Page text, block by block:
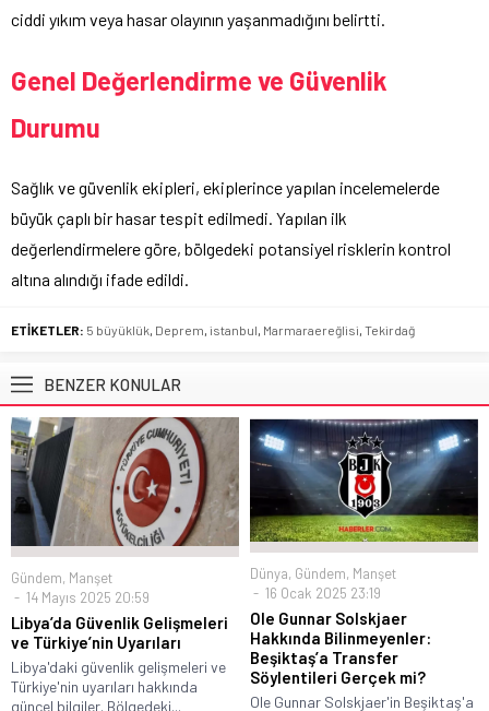
ciddi yıkım veya hasar olayının yaşanmadığını belirtti.
Genel Değerlendirme ve Güvenlik
Durumu
Sağlık ve güvenlik ekipleri, ekiplerince yapılan incelemelerde
büyük çaplı bir hasar tespit edilmedi. Yapılan ilk
değerlendirmelere göre, bölgedeki potansiyel risklerin kontrol
altına alındığı ifade edildi.
ETİKETLER: 5 büyüklük, Deprem, istanbul, Marmaraereğlisi, Tekirdağ
BENZER KONULAR
Gündem, Manşet
14 Mayıs 2025 20:59
Libya’da Güvenlik Gelişmeleri
ve Türkiye’nin Uyarıları
Libya'daki güvenlik gelişmeleri ve
Türkiye'nin uyarıları hakkında
güncel bilgiler. Bölgedeki...
Dünya, Gündem, Manşet
16 Ocak 2025 23:19
Ole Gunnar Solskjaer
Hakkında Bilinmeyenler:
Beşiktaş’a Transfer
Söylentileri Gerçek mi?
Ole Gunnar Solskjaer'in Beşiktaş'a